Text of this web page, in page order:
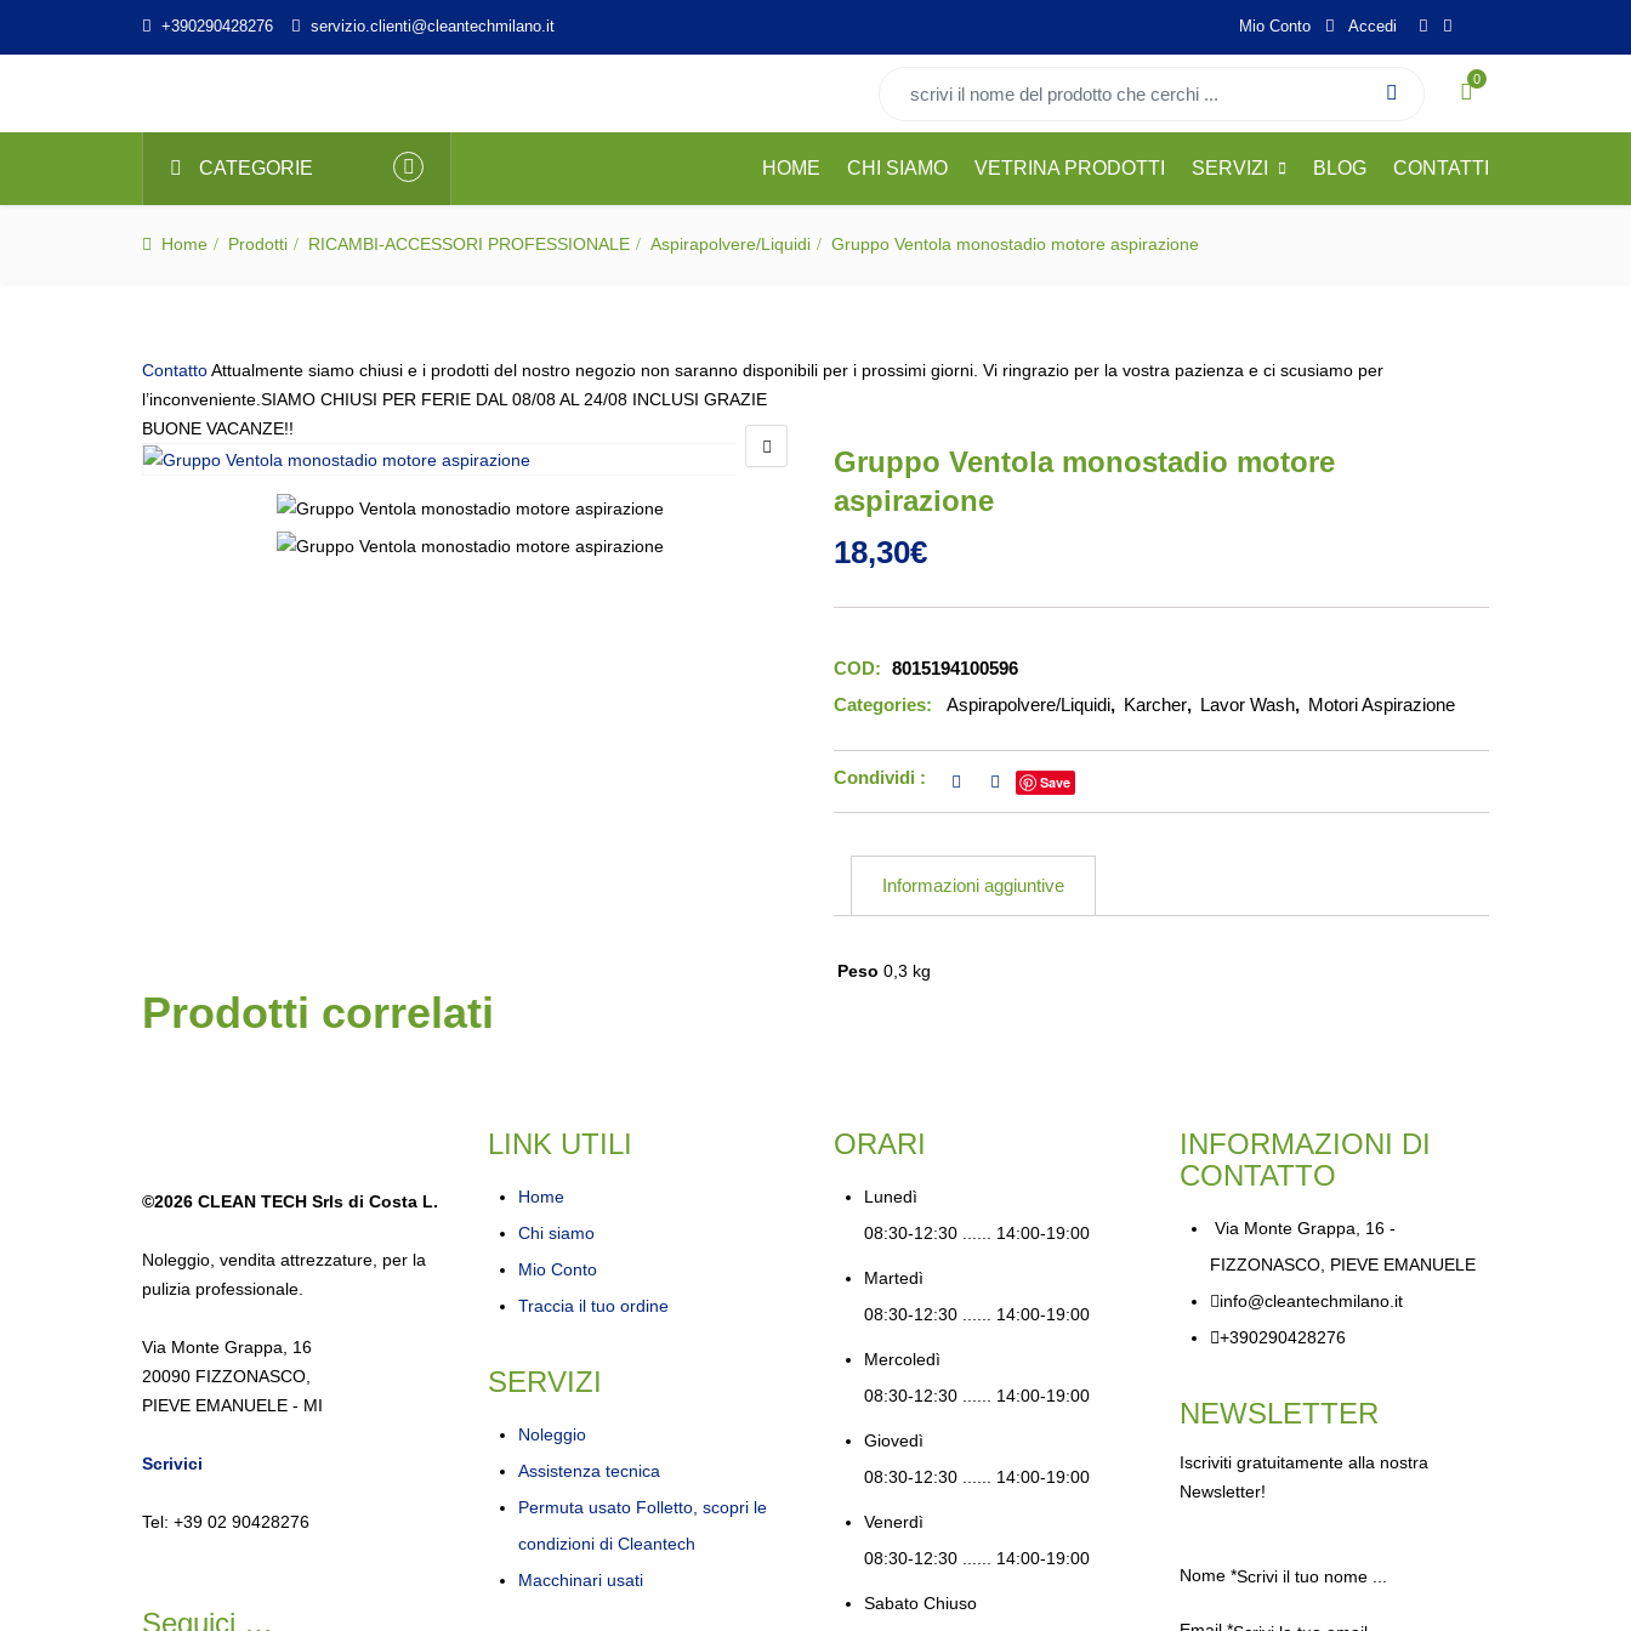
+390290428276 servizio.clienti@cleantechmilano.it Mio Conto Accedi
0
CATEGORIE HOME CHI SIAMO VETRINA PRODOTTI SERVIZI BLOG CONTATTI
Home Prodotti RICAMBI-ACCESSORI PROFESSIONALE Aspirapolvere/Liquidi Gruppo Ventola monostadio motore aspirazione
ContattoAttualmente siamo chiusi e i prodotti del nostro negozio non saranno disponibili per i prossimi giorni. Vi ringrazio per la vostra pazienza e ci scusiamo per
l’inconveniente.SIAMO CHIUSI PER FERIE DAL 08/08 AL 24/08 INCLUSI GRAZIE
BUONE VACANZE!!
Gruppo Ventola monostadio motore
aspirazione
18,30€
COD: 8015194100596
Categories:
Aspirapolvere/Liquidi, Karcher, Lavor Wash, Motori Aspirazione
Condividi : Save
Informazioni aggiuntive
Peso 0,3 kg
Prodotti correlati
©2026 CLEAN TECH Srls di Costa L.
Noleggio vendita attrezzature per la
pulizia professionale.
Via Monte Grappa, 16
20090 FIZZONASCO,
PIEVE EMANUELE - MI
Scrivici
Tel: +39 02 90428276
Seguici …
LINK UTILI
Home
Chi siamo
Mio Conto
Traccia il tuo ordine
SERVIZI
Noleggio
Assistenza tecnica
Permuta usato Folletto, scopri le
condizioni di Cleantech
Macchinari usati
ORARI
Lunedì
08:30-12:30 ...... 14:00-19:00
Martedì
08:30-12:30 ...... 14:00-19:00
Mercoledì
08:30-12:30 ...... 14:00-19:00
Giovedì
08:30-12:30 ...... 14:00-19:00
Venerdì
08:30-12:30 ...... 14:00-19:00
Sabato Chiuso
INFORMAZIONI DI
CONTATTO
Via Monte Grappa, 16 -
FIZZONASCO, PIEVE EMANUELE
info@cleantechmilano.it
+390290428276
NEWSLETTER
Iscriviti gratuitamente alla nostra
Newsletter!
Nome *